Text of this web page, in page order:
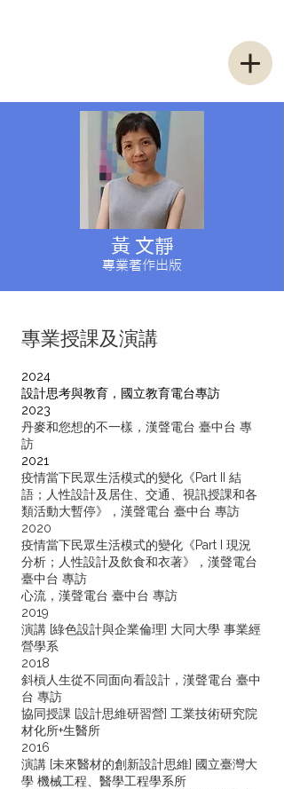
黃 文靜
專業著作出版
專業授課及演講
2024
設計思考與教育，國立教育電台專訪
2023
丹麥和您想的不一樣，漢聲電台 臺中台 專
訪
2021
疫情當下民眾生活模式的變化《Part II 結
語；人性設計及居住、交通、視訊授課和各
類活動大暫停》，漢聲電台 臺中台 專訪
2020
疫情當下民眾生活模式的變化《Part I 現況
分析；人性設計及飲食和衣著》，漢聲電台
臺中台 專訪
心流，漢聲電台 臺中台 專訪
2019
演講 [綠色設計與企業倫理] 大同大學 事業經
營學系
2018
斜槓人生從不同面向看設計，漢聲電台 臺中
台 專訪
協同授課 [設計思維研習營] 工業技術研究院
材化所+生醫所
2016
演講 [未來醫材的創新設計思維] 國立臺灣大
學 機械工程、醫學工程學系所